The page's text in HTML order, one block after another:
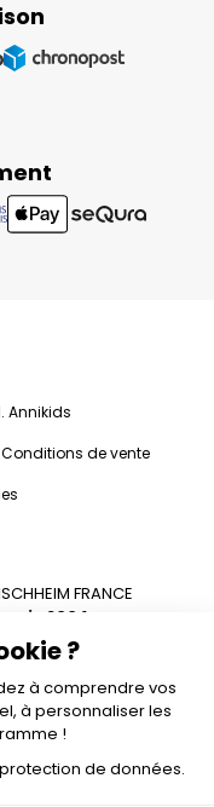
?
à comprendre vos
à personnaliser les
!
de données.
Annikids
Conditions de vente
FRANCE
2004